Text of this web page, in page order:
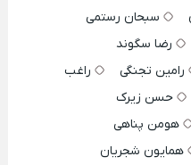
سبحان رستمی
رضا سگوند
رامین تجنگی
راغب
حسن زیرک
هومن پناهی
همایون شجریان